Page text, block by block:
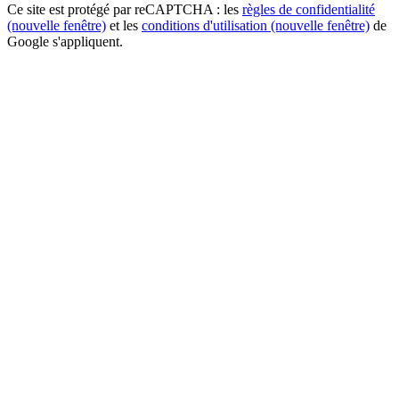
Ce site est protégé par reCAPTCHA : les règles de confidentialité
(nouvelle fenêtre) et les conditions d'utilisation (nouvelle fenêtre) de
Google s'appliquent.